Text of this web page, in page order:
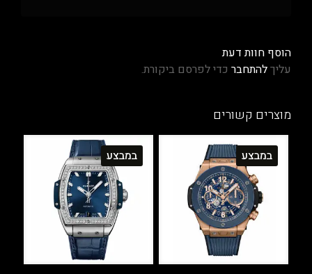
הוסף חוות דעת
עליךלהתחבר כדי לפרסם ביקורת.
מוצרים קשורים
במבצע במבצע